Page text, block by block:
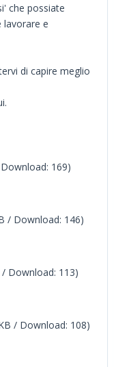
che possiate
lavorare e
di capire meglio
169)
/ Download: 146)
Download: 113)
/ Download: 108)